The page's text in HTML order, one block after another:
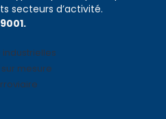
secteurs d’activité.
mesure